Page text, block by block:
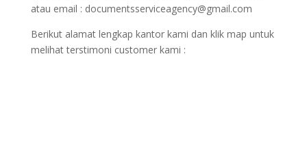
atau email : documentsserviceagency@gmail.com
Berikut alamat lengkap kantor kami dan klik map untuk
melihat terstimoni customer kami :